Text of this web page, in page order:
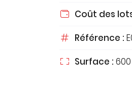
 Coût des
 Référence :
 Surface : 600